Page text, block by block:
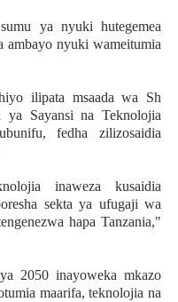
ya nyuki hutegemea
ambayo nyuki wameitumia
ilipata msaada wa Sh
Sayansi na Teknolojia
fedha zilizosaidia
inaweza kusaidia
sekta ya ufugaji wa
hapa Tanzania,"
2050 inayoweka mkazo
maarifa, teknolojia na